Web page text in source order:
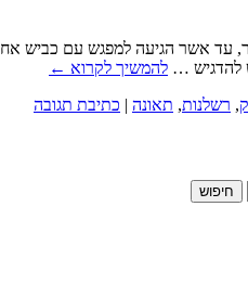
עד אשר הגיעה למפגש עם כביש
להדגיש … להמשיך לקרוא ←
, רשלנות, תאונה | כתיבת תגובה